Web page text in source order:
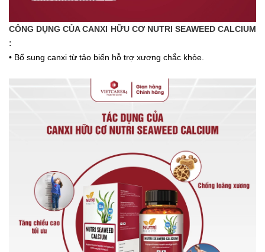
CÔNG DỤNG CỦA CANXI HỮU CƠ NUTRI SEAWEED CALCIUM
:
• Bổ sung canxi từ tảo biển hỗ trợ xương chắc khỏe.